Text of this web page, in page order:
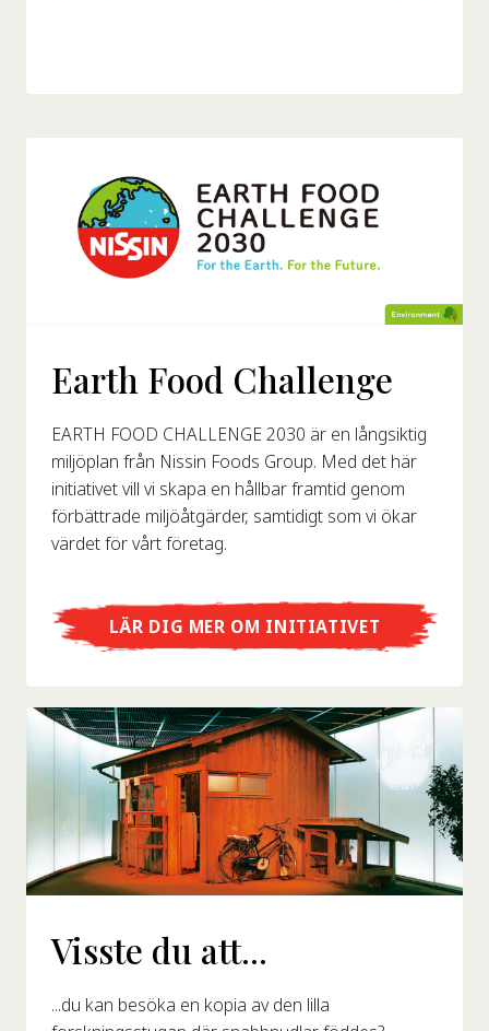
Earth Food Challenge
EARTH FOOD CHALLENGE 2030 är en långsiktig
miljöplan från Nissin Foods Group. Med det här
initiativet vill vi skapa en hållbar framtid genom
förbättrade miljöåtgärder, samtidigt som vi ökar
värdet för vårt företag.
LÄR DIG MER OM INITIATIVET
Visste du att...
...du kan besöka en kopia av den lilla